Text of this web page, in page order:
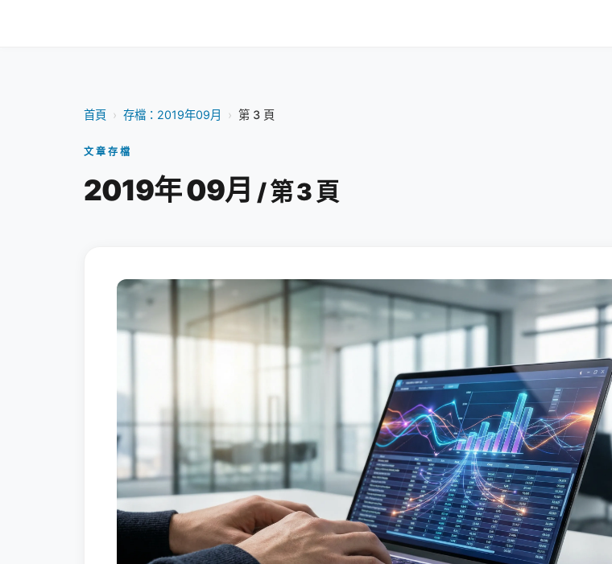
首頁 › 存檔：2019年09月 › 第 3 頁
文章存檔
2019年 09月 / 第 3 頁